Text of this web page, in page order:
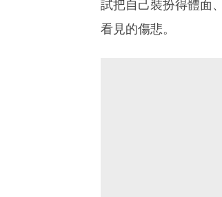
試把自己裝扮得體面
看見的傷悲。